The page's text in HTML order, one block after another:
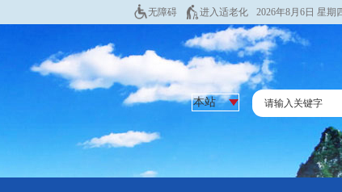
无障碍 进入适老化 2026年8月6日 星期